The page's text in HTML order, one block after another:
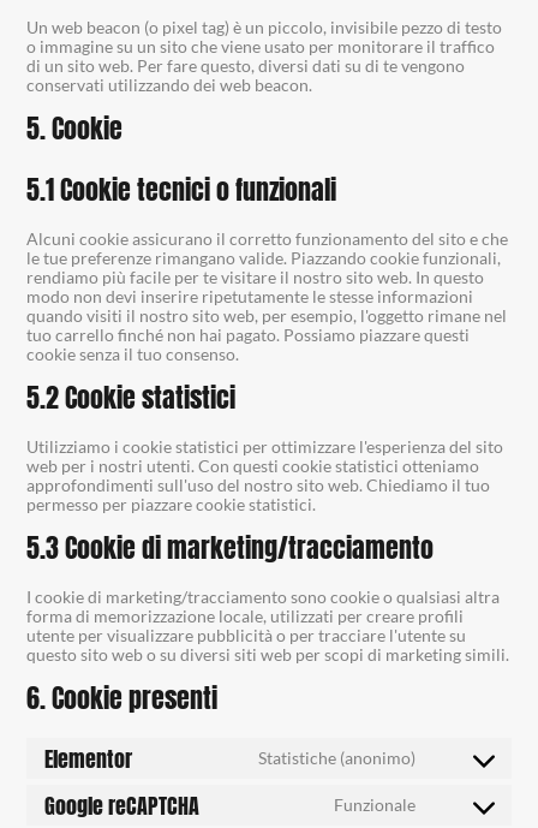
Un web beacon (o pixel tag) è un piccolo, invisibile pezzo di testo
o immagine su un sito che viene usato per monitorare il traffico
di un sito web. Per fare questo, diversi dati su di te vengono
conservati utilizzando dei web beacon.
5. Cookie
5.1 Cookie tecnici o funzionali
Alcuni cookie assicurano il corretto funzionamento del sito e che
le tue preferenze rimangano valide. Piazzando cookie funzionali,
rendiamo più facile per te visitare il nostro sito web. In questo
modo non devi inserire ripetutamente le stesse informazioni
quando visiti il nostro sito web, per esempio, l'oggetto rimane nel
tuo carrello finché non hai pagato. Possiamo piazzare questi
cookie senza il tuo consenso.
5.2 Cookie statistici
Utilizziamo i cookie statistici per ottimizzare l'esperienza del sito
web per i nostri utenti. Con questi cookie statistici otteniamo
approfondimenti sull'uso del nostro sito web. Chiediamo il tuo
permesso per piazzare cookie statistici.
5.3 Cookie di marketing/tracciamento
I cookie di marketing/tracciamento sono cookie o qualsiasi altra
forma di memorizzazione locale, utilizzati per creare profili
utente per visualizzare pubblicità o per tracciare l'utente su
questo sito web o su diversi siti web per scopi di marketing simili.
6. Cookie presenti
Elementor Statistiche (anonimo)
Google reCAPTCHA Funzionale